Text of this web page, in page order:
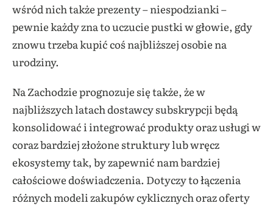
wśród nich także prezenty – niespodzianki –
pewnie każdy zna to uczucie pustki w głowie, gdy
znowu trzeba kupić coś najbliższej osobie na
urodziny.
Na Zachodzie prognozuje się także, że w
najbliższych latach dostawcy subskrypcji będą
konsolidować i integrować produkty oraz usługi w
coraz bardziej złożone struktury lub wręcz
ekosystemy tak, by zapewnić nam bardziej
całościowe doświadczenia. Dotyczy to łączenia
różnych modeli zakupów cyklicznych oraz oferty